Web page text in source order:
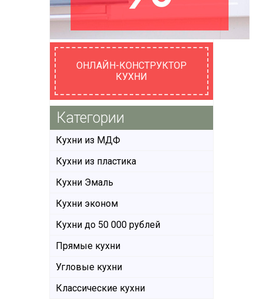
ОНЛАЙН-КОНСТРУКТОР
КУХНИ
Категории
Кухни из МДФ
Кухни из пластика
Кухни Эмаль
Кухни эконом
Кухни до 50 000 рублей
Прямые кухни
Угловые кухни
Классические кухни